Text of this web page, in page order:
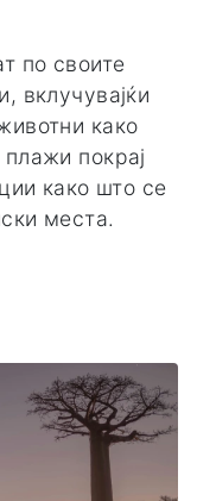
по своите
вклучувајќи
како
покрај
како што се
места.